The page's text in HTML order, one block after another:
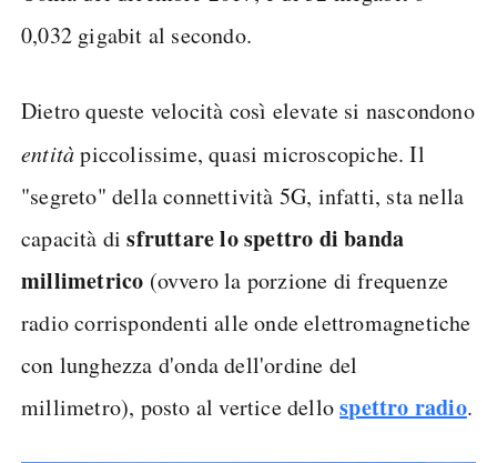
0,032 gigabit al secondo.
Dietro queste velocità così elevate si nascondono
entitàpiccolissime, quasi microscopiche. Il
"segreto" della connettività 5G, infatti, sta nella
capacità disfruttare lo spettro di banda
millimetrico (ovvero la porzione di frequenze
radio corrispondenti alle onde elettromagnetiche
con lunghezza d'onda dell'ordine del
millimetro), posto al vertice dellospettro radio.